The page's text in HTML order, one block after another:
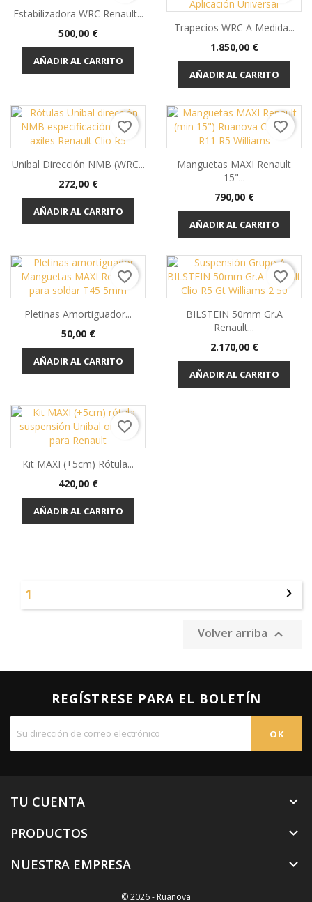
Estabilizadora WRC Renault...
Precio
500,00 €
AÑADIR AL CARRITO
Trapecios WRC A Medida...
Precio
1.850,00 €
AÑADIR AL CARRITO
Unibal Dirección NMB (WRC...
Precio
272,00 €
AÑADIR AL CARRITO
favorite_border
Manguetas MAXI Renault
15"...
Precio
790,00 €
AÑADIR AL CARRITO
favorite_border
Pletinas Amortiguador...
Precio
50,00 €
AÑADIR AL CARRITO
favorite_border
BILSTEIN 50mm Gr.A
Renault...
Precio
2.170,00 €
AÑADIR AL CARRITO
favorite_border
Kit MAXI (+5cm) Rótula...
Precio
420,00 €
AÑADIR AL CARRITO
favorite_border
1 
Volver arriba 
REGÍSTRESE PARA EL BOLETÍN
TU CUENTA 
PRODUCTOS 
NUESTRA EMPRESA 
© 2026 - Ruanova